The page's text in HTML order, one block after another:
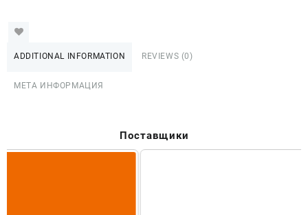
ADDITIONAL INFORMATION REVIEWS (0)
МЕТА ИНФОРМАЦИЯ
Поставщики